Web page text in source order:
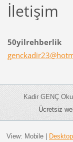
İletişim
50yilrehberlik
genckadi
Kadir GENÇ
Ücretsiz
View: Mobile| Desktop